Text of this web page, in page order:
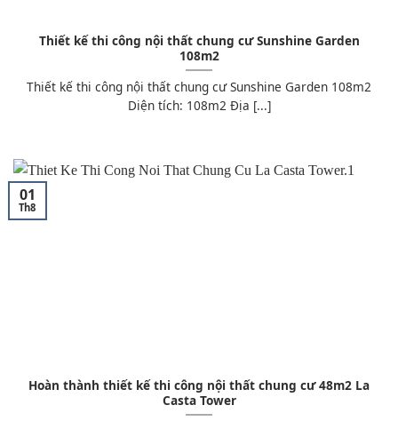
Thiết kế thi công nội thất chung cư Sunshine Garden
108m2
Thiết kế thi công nội thất chung cư Sunshine Garden 108m2
Diện tích: 108m2 Địa [...]
Hoàn thành thiết kế thi công nội thất chung cư 48m2 La
Casta Tower
01
Th8